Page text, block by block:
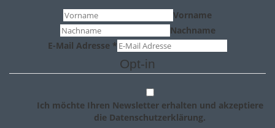
Vorname
Nachname
E-Mail Adresse *
Opt-in
Ich möchte Ihren Newsletter erhalten und akzeptiere
die Datenschutzerklärung.